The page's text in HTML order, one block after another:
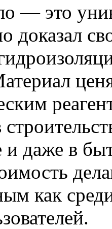
— это
доказал
и даже в
как